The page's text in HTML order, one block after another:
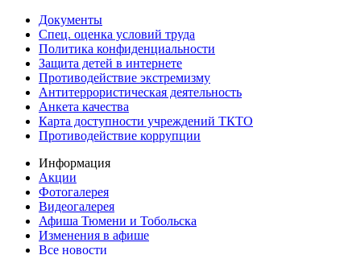
Документы
Спец. оценка условий труда
Политика конфиденциальности
Защита детей в интернете
Противодействие экстремизму
Антитеррористическая деятельность
Анкета качества
Карта доступности учреждений ТКТО
Противодействие коррупции
Информация
Акции
Фотогалерея
Видеогалерея
Афиша Тюмени и Тобольска
Изменения в афише
Все новости